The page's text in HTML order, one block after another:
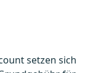
setzen sich